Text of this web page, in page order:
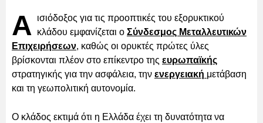
Α
ισιόδοξος για τις προοπτικές του εξορυκτικού
κλάδου εμφανίζεται ο Σύνδεσμος Μεταλλευτικών
Επιχειρήσεων, καθώς οι ορυκτές πρώτες ύλες
βρίσκονται πλέον στο επίκεντρο της ευρωπαϊκής
στρατηγικής για την ασφάλεια, την ενεργειακή μετάβαση
και τη γεωπολιτική αυτονομία.
Ο κλάδος εκτιμά ότι η Ελλάδα έχει τη δυνατότητα να